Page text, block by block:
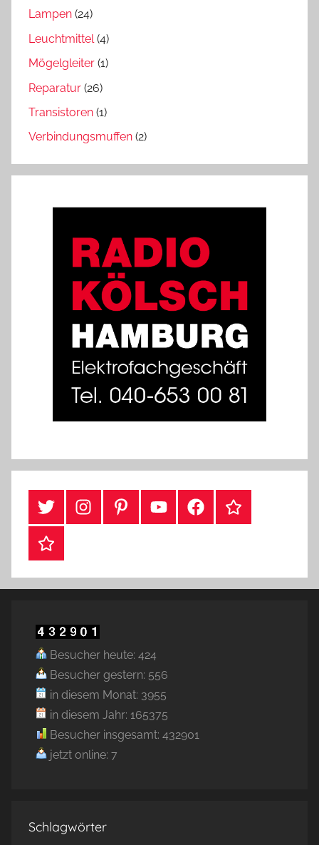
Lampen (24)
Leuchtmittel (4)
Mögelgleiter (1)
Reparatur (26)
Transistoren (1)
Verbindungsmuffen (2)
Twitter InstragramPinterestYouTubeFacebookTikTok
Webshop
Besucher heute: 424
Besucher gestern: 556
in diesem Monat: 3955
in diesem Jahr: 165375
Besucher insgesamt: 432901
jetzt online: 7
Schlagwörter